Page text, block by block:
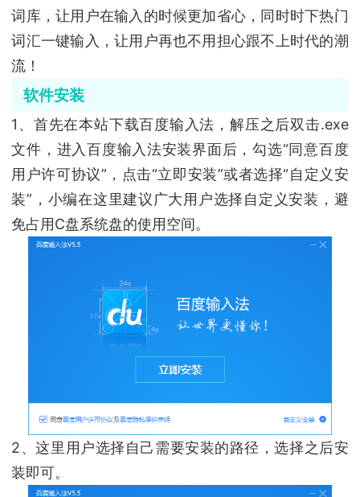
词库，让用户在输入的时候更加省心，同时时下热门
词汇一键输入，让用户再也不用担心跟不上时代的潮
流！
软件安装
1、首先在本站下载百度输入法，解压之后双击.exe
文件，进入百度输入法安装界面后，勾选“同意百度
用户许可协议”，点击“立即安装”或者选择“自定义安
装”，小编在这里建议广大用户选择自定义安装，避
免占用C盘系统盘的使用空间。
2、这里用户选择自己需要安装的路径，选择之后安
装即可。